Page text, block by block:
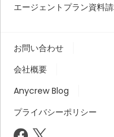
エージェントプラン資料
お問い合わせ
会社概要
Anycrew Blog
プライバシーポリシー